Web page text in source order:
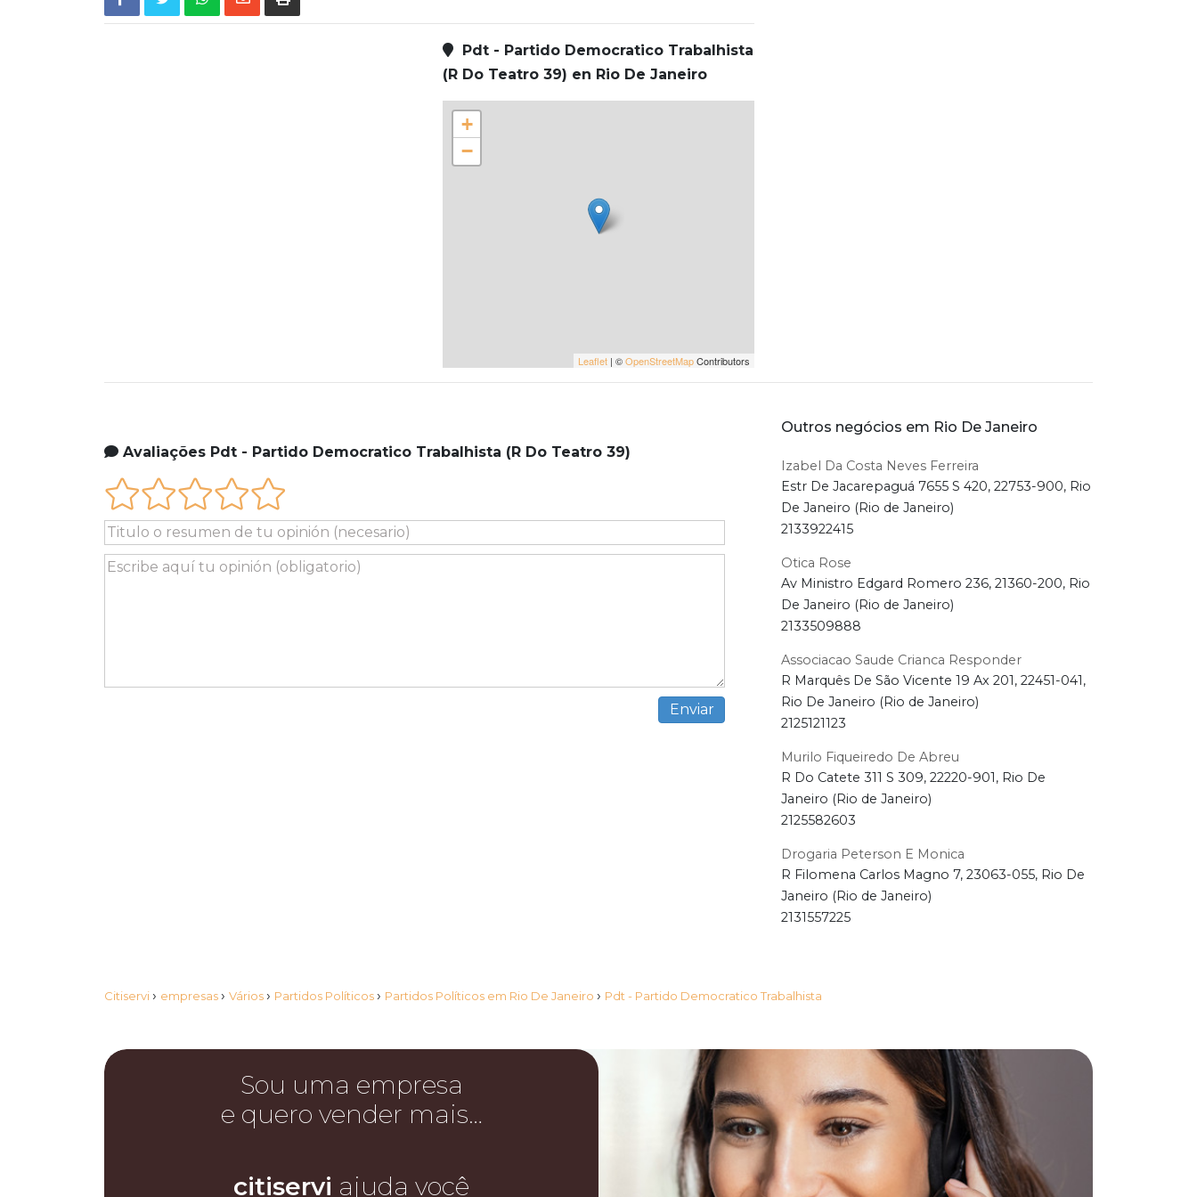
Pdt - Partido Democratico Trabalhista
(R Do Teatro 39) en Rio De Janeiro
+
−
Leaflet | ©OpenStreetMapContributors
Avaliações Pdt - Partido Democratico Trabalhista (R Do Teatro 39)
Outros negócios em Rio De Janeiro
Izabel Da Costa Neves Ferreira
Estr De Jacarepaguá 7655 S 420, 22753-900, Rio
De Janeiro (Rio de Janeiro)
2133922415
Otica Rose
Av Ministro Edgard Romero 236, 21360-200, Rio
De Janeiro (Rio de Janeiro)
2133509888
Associacao Saude Crianca Responder
R Marquês De São Vicente 19 Ax 201, 22451-041,
Rio De Janeiro (Rio de Janeiro)
2125121123
Murilo Fiqueiredo De Abreu
R Do Catete 311 S 309, 22220-901, Rio De
Janeiro (Rio de Janeiro)
2125582603
Drogaria Peterson E Monica
R Filomena Carlos Magno 7, 23063-055, Rio De
Janeiro (Rio de Janeiro)
2131557225
Citiservi › empresas › Vários › Partidos Políticos › Partidos Políticos em Rio De Janeiro › Pdt - Partido Democratico Trabalhista
Sou uma empresa
e quero vender mais…
citiservi ajuda você